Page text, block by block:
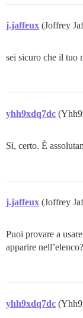
j.jaffeux (Joffrey
sei sicuro che il tuo
yhh9xdq7dc
Sì, certo. È
j.jaffeux (Joffrey
Puoi provare a usare
apparire
yhh9xdq7dc